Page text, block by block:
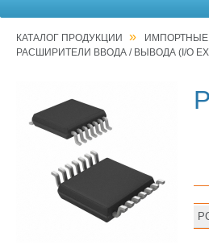
КАТАЛОГ ПРОДУКЦИИ »
РАСШИРИТЕЛИ ВВОДА / ВЫВОДА (I/O